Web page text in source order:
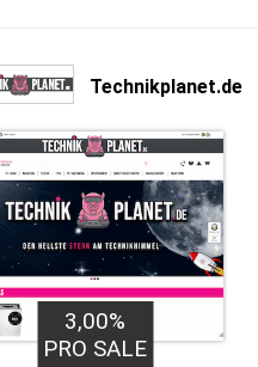
Technikplanet.de
3,00%
PRO SALE